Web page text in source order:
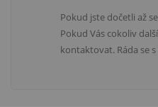
Pokud jste dočetli až
Pokud Vás cokoliv
kontaktovat. Ráda se